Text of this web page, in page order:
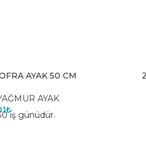
AYAK 50 CM
AYAK
₺iş günüdür.